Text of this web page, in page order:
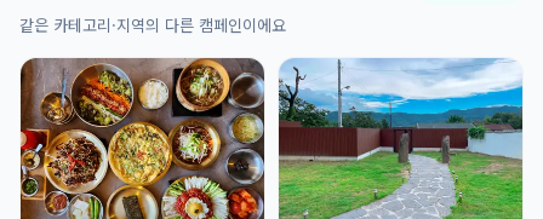
같은 카테고리·지역의 다른 캠페인이에요